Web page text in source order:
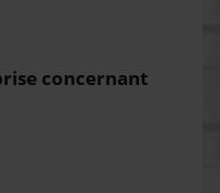
concernant